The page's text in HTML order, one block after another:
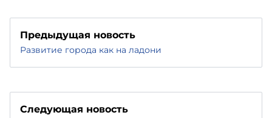
Предыдущая новость
Развитие города как на ладони
Следующая новость